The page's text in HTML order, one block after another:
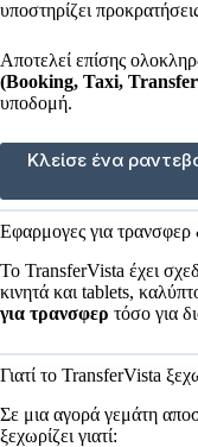
υποστηρίζει
Αποτελεί επίσης
(Booking, Taxi,
υποδομή.
Κλείσε ένα
Εφαρμογες για τρανσφερ
Το TransferVista έχει
κινητά και tablets,
για τρανσφερ τόσο για
Γιατί το TransferVista
Σε μια αγορά γεμάτη
ξεχωρίζει γιατί: